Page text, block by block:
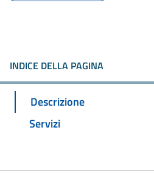
INDICE DELLA PAGINA
Descrizione
Servizi